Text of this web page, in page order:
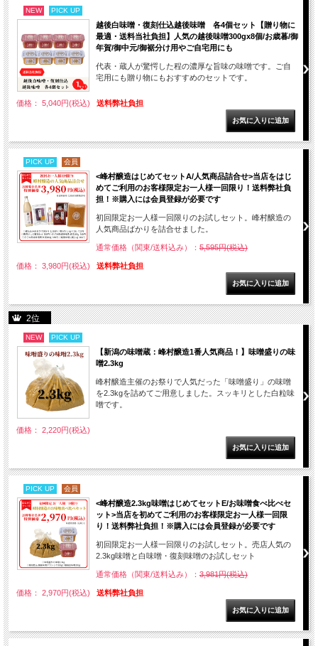
NEW PICK UP
越後白味噌・復刻仕込越後味噌 各4個セット【贈り物に
最適・送料当社負担】人気の越後味噌300gx8個/お歳暮/御
年賀/御中元/御裾分け用やご自宅用にも
代表・蔵人が驚愕した程の濃厚な旨味の味噌です。ご自
宅用にも贈り物にもおすすめのセットです。
価格： 5,040円(税込) 送料弊社負担
PICK UP 会員
<峰村醸造はじめてセットA/人気商品詰合せ>当店をはじ
めてご利用のお客様限定お一人様一回限り！送料弊社負
担！※購入には会員登録が必要です
初回限定お一人様一回限りのお試しセット。峰村醸造の
人気商品ばかりを詰合せました。
通常価格（関東/送料込み）： 5,595円(税込)
価格： 3,980円(税込) 送料弊社負担
2位
NEW PICK UP
【新潟の味噌蔵：峰村醸造1番人気商品！】味噌盛りの味
噌2.3kg
峰村醸造主催のお祭りで人気だった「味噌盛り」の味噌
を2.3kgを詰めてご用意しました。スッキリとした白粒味
噌です。
価格： 2,220円(税込)
PICK UP 会員
<峰村醸造2.3kg味噌はじめてセットE/お味噌食べ比べセ
ット>当店を初めてご利用のお客様限定お一人様一回限
り！送料弊社負担！※購入には会員登録が必要です
初回限定お一人様一回限りのお試しセット。売店人気の
2.3kg味噌と白味噌・復刻味噌のお試しセット
通常価格（関東/送料込み）： 3,981円(税込)
価格： 2,970円(税込) 送料弊社負担